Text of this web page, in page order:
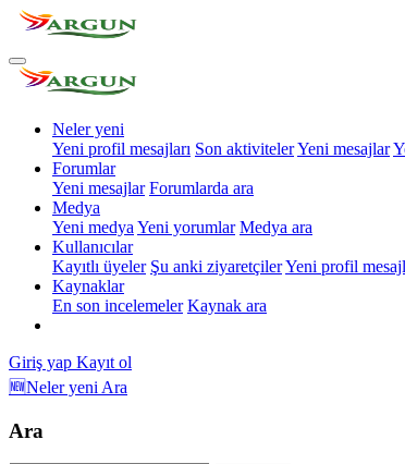
Neler yeni
Yeni profil mesajları Son aktivitelerYeni mesajlar
Forumlar
Yeni mesajlar Forumlarda ara
Medya
Yeni medya Yeni yorumlar Medya ara
Kullanıcılar
Kayıtlı üyeler Şu anki ziyaretçilerYeni profil
Kaynaklar
En son incelemeler Kaynak ara
Giriş yap Kayıt ol
🆕Neler yeni Ara
Ara